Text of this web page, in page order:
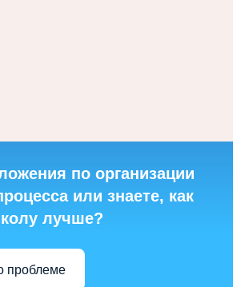
по организации
или знаете, как
лучше?
проблеме